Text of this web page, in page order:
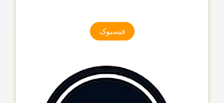
فیسبوک